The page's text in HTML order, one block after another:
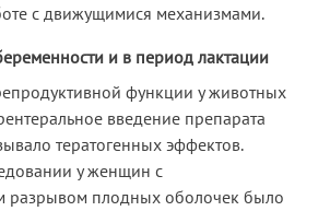
с движущимися механизмами.
и в период лактации
функции у животных
введение препарата
тератогенных эффектов.
у женщин с
разрывом плодных оболочек было